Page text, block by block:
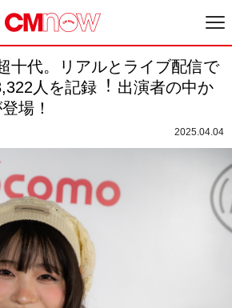
⼗代。リアルとライブ配信で
⼈を記録︕ 出演者の中か
場！
2025.04.04